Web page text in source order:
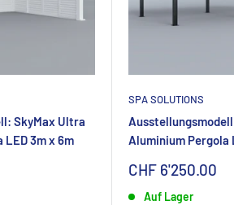
SkyMax Ultra
3m x 6m
SPA SOLUTIONS
Aluminium Pergola
Sonderpreis
CHF 6'250.00
Auf Lager